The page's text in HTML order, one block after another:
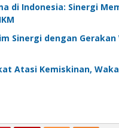
di Indonesia: Sinergi
Sinergi dengan
Atasi Kemiskinan,